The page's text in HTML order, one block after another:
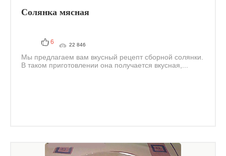
Солянка мясная
6 22 846
Мы предлагаем вам вкусный рецепт сборной солянки.
В таком приготовлении она получается вкусная,...